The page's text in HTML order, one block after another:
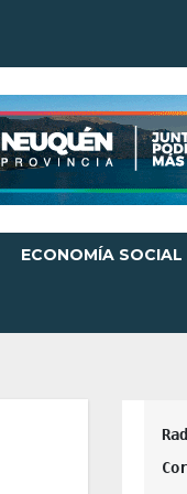
ECONOMÍA SOCIAL